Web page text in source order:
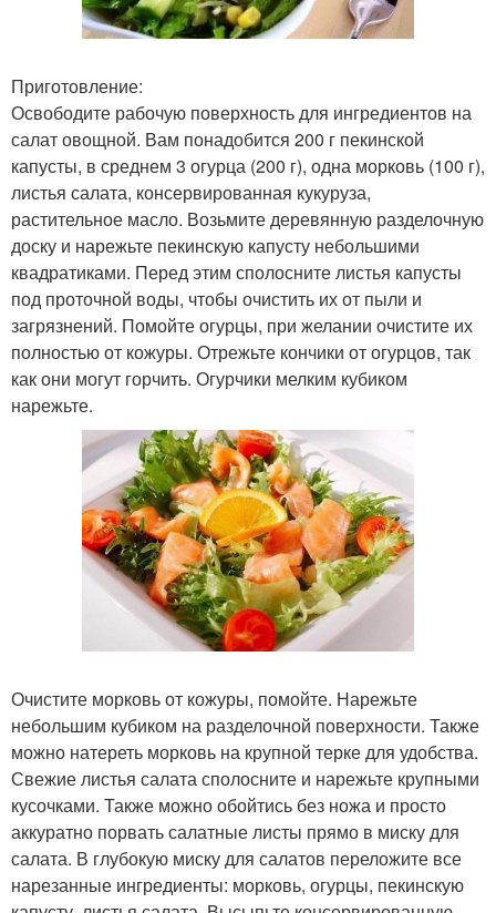
Приготовление:
Освободите рабочую поверхность для ингредиентов на
салат овощной. Вам понадобится 200 г пекинской
капусты, в среднем 3 огурца (200 г), одна морковь (100 г),
листья салата, консервированная кукуруза,
растительное масло. Возьмите деревянную разделочную
доску и нарежьте пекинскую капусту небольшими
квадратиками. Перед этим сполосните листья капусты
под проточной воды, чтобы очистить их от пыли и
загрязнений. Помойте огурцы, при желании очистите их
полностью от кожуры. Отрежьте кончики от огурцов, так
как они могут горчить. Огурчики мелким кубиком
нарежьте.
Очистите морковь от кожуры, помойте. Нарежьте
небольшим кубиком на разделочной поверхности. Также
можно натереть морковь на крупной терке для удобства.
Свежие листья салата сполосните и нарежьте крупными
кусочками. Также можно обойтись без ножа и просто
аккуратно порвать салатные листы прямо в миску для
салата. В глубокую миску для салатов переложите все
нарезанные ингредиенты: морковь, огурцы, пекинскую